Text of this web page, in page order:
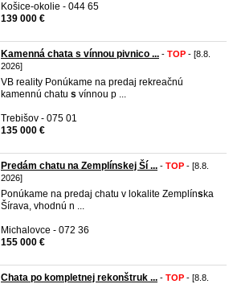
Košice-okolie - 044 65
139 000 €
Kamenná chata s vínnou pivnico ... - TOP - [8.8.
2026]
VB reality Ponúkame na predaj rekreačnú
kamennú chatu s vínnou p ...
Trebišov - 075 01
135 000 €
Predám chatu na Zemplínskej Ší ... - TOP - [8.8.
2026]
Ponúkame na predaj chatu v lokalite Zemplínska
Šírava, vhodnú n ...
Michalovce - 072 36
155 000 €
Chata po kompletnej rekonštruk ... - TOP - [8.8.